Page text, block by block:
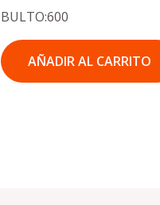
BULTO:600
AÑADIR AL CARRITO